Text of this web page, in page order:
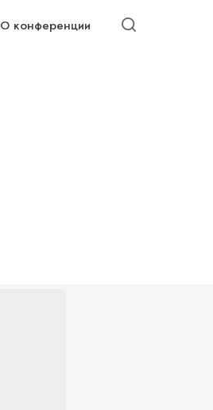
О конференции